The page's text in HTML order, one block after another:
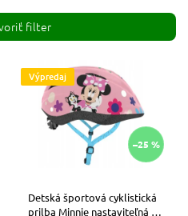
filter
Výpredaj
–25 %
Detská športová cyklistická
prilba Minnie nastaviteľná S